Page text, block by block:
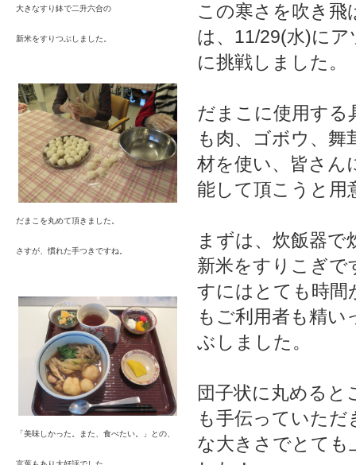
大きなすり鉢で二升六合の
新米をすりつぶしました。
だまこを丸めて頂きました。
さすが、慣れた手つきですね。
「美味しかった。また、食べたい。」との、
この寒さを吹き飛
は、11/29(水)に
に挑戦しました。
だまこに使用する
も肉、ゴボウ、舞
材を使い、皆さん
能して頂こうと用
まずは、炊飯器
新米をすりこぎ
すにはとても時間
もご利用者も精
ぶしました。
団子状に丸めると
も手伝っていただ
な大きさでとても